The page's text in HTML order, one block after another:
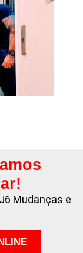
Mudanças e